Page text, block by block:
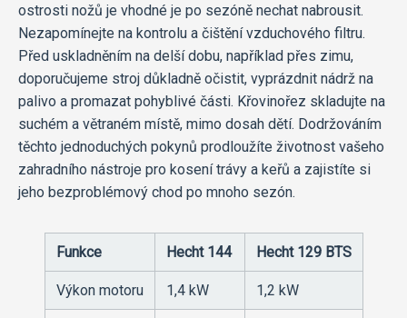
ostrosti nožů je vhodné je po sezóně nechat nabrousit.
Nezapomínejte na kontrolu a čištění vzduchového filtru.
Před uskladněním na delší dobu, například přes zimu,
doporučujeme stroj důkladně očistit, vyprázdnit nádrž na
palivo a promazat pohyblivé části. Křovinořez skladujte na
suchém a větraném místě, mimo dosah dětí. Dodržováním
těchto jednoduchých pokynů prodloužíte životnost vašeho
zahradního nástroje pro kosení trávy a keřů a zajistíte si
jeho bezproblémový chod po mnoho sezón.
Funkce Hecht 144 Hecht 129 BTS
Výkon motoru 1,4 kW 1,2 kW